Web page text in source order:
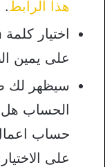
هذا الرابط.
على يمين
سيظهر لك
على